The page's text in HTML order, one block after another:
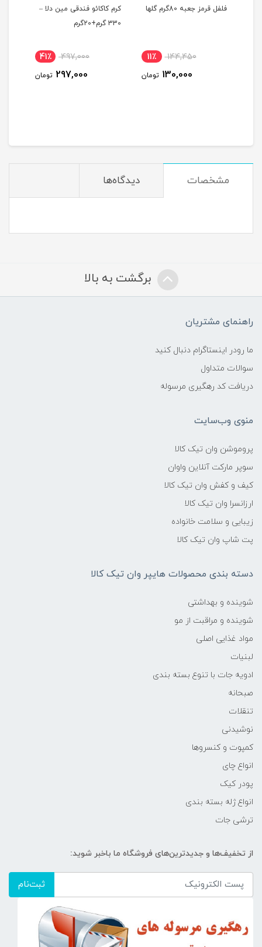
فلفل قرمز جعبه 80گرم گلها
144,450 11٪
130,000 تومان
کرم کاکائو فندقی مین دلا –
330 گرم+20گرم
497,000 41٪
297,000 تومان
مشخصات دیدگاه‌ها
برگشت به بالا
راهنمای مشتریان
ما رودر اینستاگرام دنبال کنید
سوالات متداول
دریافت کد رهگیری مرسوله
منوی وب‌سایت
پروموشن وان تیک کالا
سوپر مارکت آنلاین واوان
کیف و کفش وان تیک کالا
ارزانسرا وان تیک کالا
زیبایی و سلامت خانواده
پت شاپ وان تیک کالا
دسته بندی محصولات هایپر وان تیک کالا
شوینده و بهداشتی
شوینده و مراقبت از مو
مواد غذایی اصلی
لبنیات
ادویه جات با تنوع بسته بندی
صبحانه
تنقلات
نوشیدنی
کمپوت و کنسروها
انواع چای
پودر کیک
انواع ژله بسته بندی
ترشی جات
از تخفیف‌ها و جدیدترین‌های فروشگاه ما باخبر شوید:
ثبت‌نام